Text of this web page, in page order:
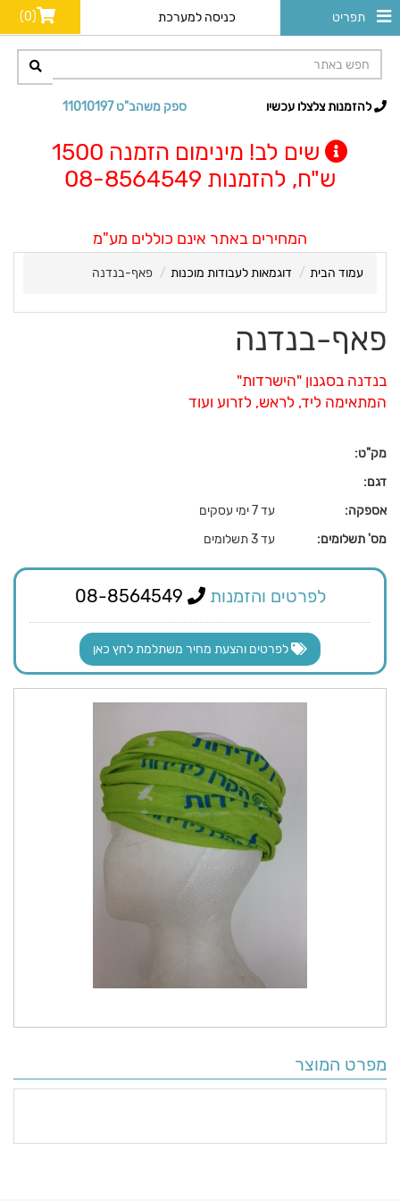
תפריט כניסה למערכת (0)
ספק משהב"ט 11010197 להזמנות צלצלו עכשיו
שים לב! מינימום הזמנה 1500
ש"ח, להזמנות 08-8564549
המחירים באתר אינם כוללים מע"מ
עמוד הבית דוגמאות לעבודות מוכנות פאף-בנדנה
פאף-בנדנה
בנדנה בסגנון "הישרדות"
המתאימה ליד, לראש, לזרוע ועוד
מק"ט:
דגם:
אספקה:
עד 7 ימי עסקים
מס' תשלומים:
עד 3 תשלומים
לפרטים והזמנות
לפרטים והצעת מחיר משתלמת לחץ כאן
מפרט המוצר